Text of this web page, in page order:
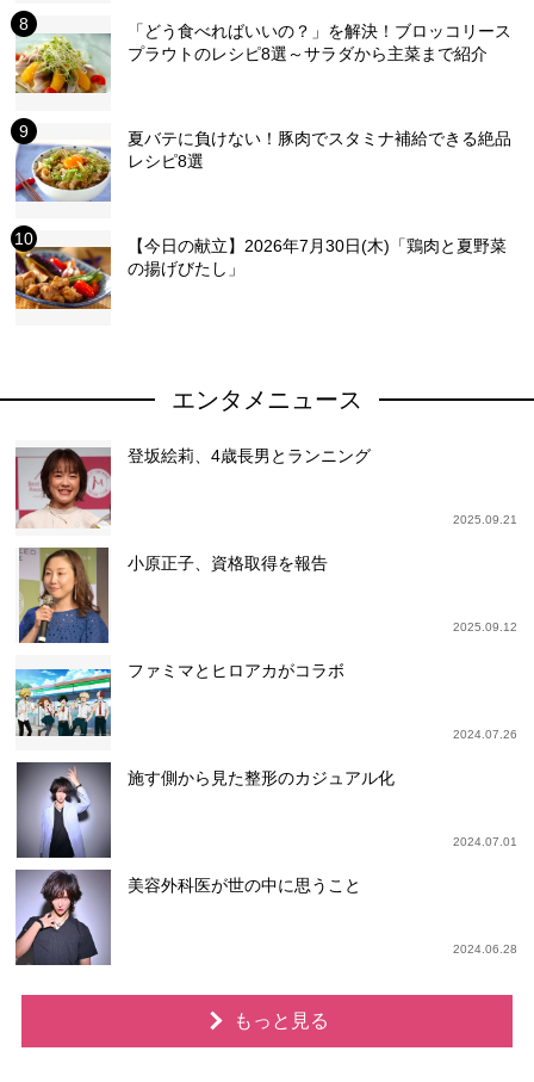
「どう食べればいいの？」を解決！ブロッコリース
プラウトのレシピ8選～サラダから主菜まで紹介
夏バテに負けない！豚肉でスタミナ補給できる絶品
レシピ8選
【今日の献立】2026年7月30日(木)「鶏肉と夏野菜
の揚げびたし」
エンタメニュース
登坂絵莉、4歳長男とランニング
2025.09.21
小原正子、資格取得を報告
2025.09.12
ファミマとヒロアカがコラボ
2024.07.26
施す側から見た整形のカジュアル化
2024.07.01
美容外科医が世の中に思うこと
2024.06.28
もっと見る